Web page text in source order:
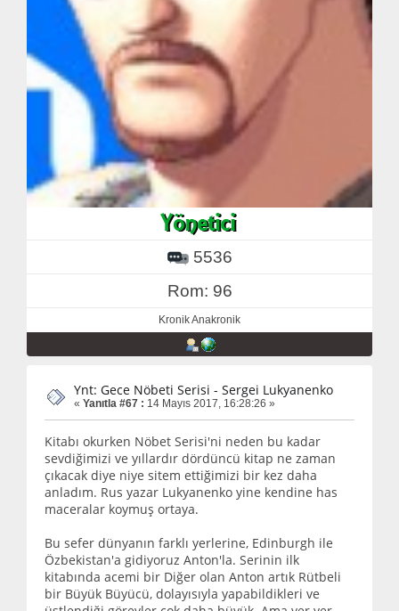
5536
Rom: 96
Kronik Anakronik
Ynt: Gece Nöbeti Serisi - Sergei Lukyanenko
« Yanıtla #67 : 14 Mayıs 2017, 16:28:26 »
Kitabı okurken Nöbet Serisi'ni neden bu kadar
sevdiğimizi ve yıllardır dördüncü kitap ne zaman
çıkacak diye niye sitem ettiğimizi bir kez daha
anladım. Rus yazar Lukyanenko yine kendine has
maceralar koymuş ortaya.
Bu sefer dünyanın farklı yerlerine, Edinburgh ile
Özbekistan'a gidiyoruz Anton'la. Serinin ilk
kitabında acemi bir Diğer olan Anton artık Rütbeli
bir Büyük Büyücü, dolayısıyla yapabildikleri ve